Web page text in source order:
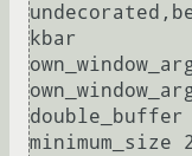
kbar
double_buffer
minimum_size